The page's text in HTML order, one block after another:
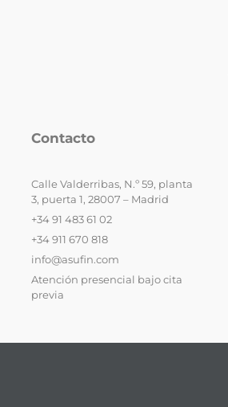
Contacto
Calle Valderribas, N.º 59, planta
3, puerta 1, 28007 – Madrid
+34 91 483 61 02
+34 911 670 818
info@asufin.com
Atención presencial bajo cita
previa